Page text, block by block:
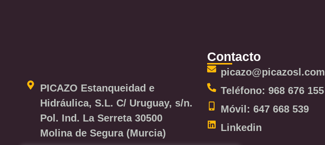
PICAZO Estanqueidad e
Hidráulica, S.L. C/ Uruguay, s/n.
Pol. Ind. La Serreta 30500
Molina de Segura (Murcia)
Contacto
picazo@picazosl.com
Teléfono: 968 676 155
Móvil: 647 668 539
Linkedin